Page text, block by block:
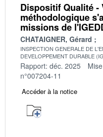
Dispositif Qualité -
méthodologique
missions de
CHATAIGNER, Gérard
INSPECTION GENERALE DE
DEVELOPPEMENT DURABLE
Rapport: déc. 2025
n°007204-11
Accéder à la notice